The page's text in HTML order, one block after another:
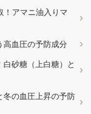
！アマニ油入りマ
高血圧の予防成分
砂糖（上白糖）と
冬の血圧上昇の予防